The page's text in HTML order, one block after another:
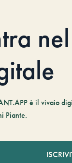
è il vivaio
Piante.